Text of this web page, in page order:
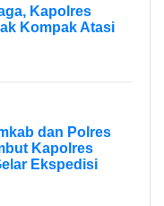
Kapolres
Kompak Atasi
dan Polres
Kapolres
Ekspedisi